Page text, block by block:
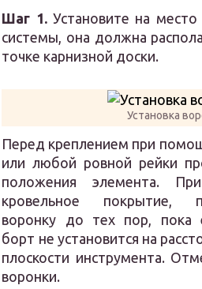
Шаг 1.Установите на место
системы, она должна
точке карнизной доски.
Установка
Перед креплением при
или любой ровной рейки
положения элемента.
кровельное покрытие,
воронку до тех пор, пока
борт не установится на
плоскости инструмента.
воронки.